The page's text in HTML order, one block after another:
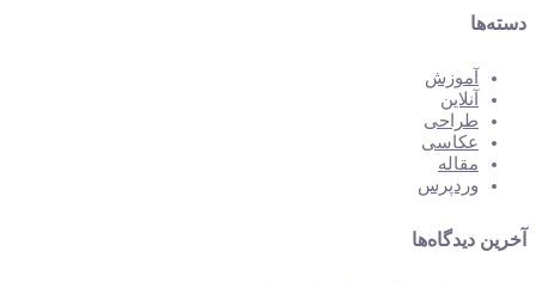
دسته‌ها
آموزش
آنلاین
طراحی
عکاسی
مقاله
وردپرس
آخرین دیدگاه‌ها